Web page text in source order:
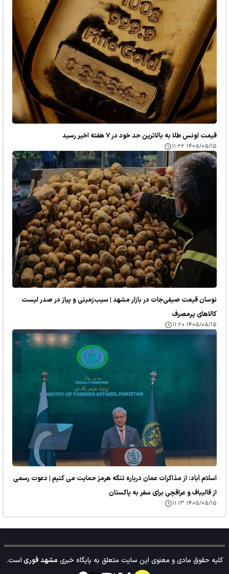
قیمت اونس طلا به بالاترین حد خود در ۷ هفته اخیر رسید
۱۴۰۵/۰۵/۱۵ ۱۱:۲۲
نوسان قیمت صیفی‌جات در بازار مشهد | سیب‌زمینی و پیاز در صدر لیست
کالا‌های پرمصرف
۱۴۰۵/۰۵/۱۵ ۱۱:۲۰
اسلام آباد: از مذاکرات عمان درباره تنگه هرمز حمایت می کنیم | دعوت رسمی
از قالیباف و عراقچی برای سفر به پاکستان
۱۴۰۵/۰۵/۱۵ ۱۱:۱۳
کلیه حقوق مادی و معنوی این سایت متعلق به پایگاه خبریمشهد فوریاست.